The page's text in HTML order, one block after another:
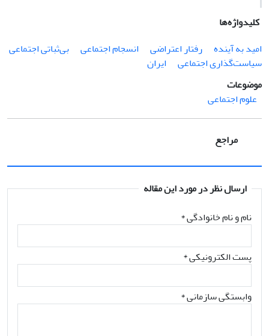
کلیدواژه‌ها
امید به آینده
رفتار اعتراضی انسجام اجتماعی
بی‌ثباتی اجتماعی
سیاست‌گذاری اجتماعی
ایران
موضوعات
علوم اجتماعی
مراجع
ارسال نظر در مورد این مقاله
نام و نام خانوادگی*
پست الکترونیکی*
وابستگی سازمانی *